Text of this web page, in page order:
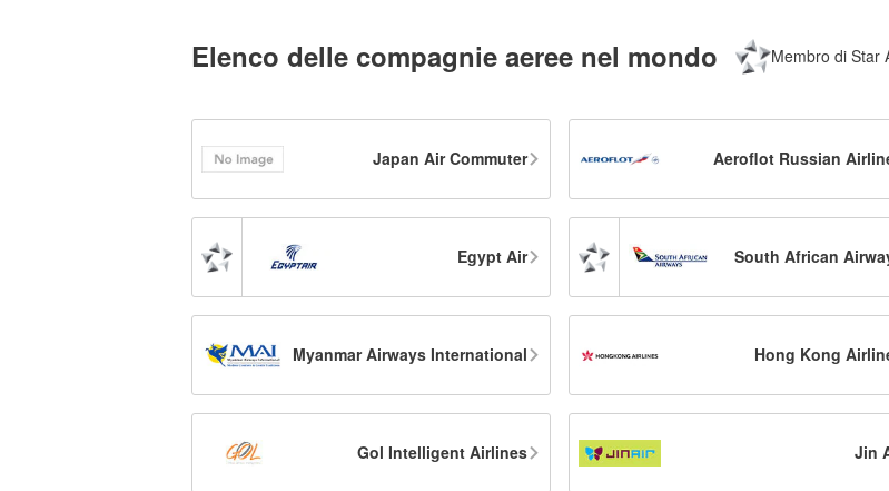
Elenco delle compagnie aeree nel mondo Membro di Star
Japan Air Commuter Aeroflot Russian
Egypt Air South African
Myanmar Airways International Hong Kong
Gol Intelligent Airlines Jin